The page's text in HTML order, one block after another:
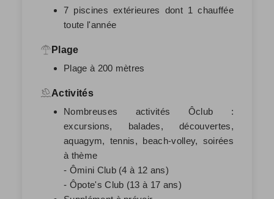
7 piscines extérieures dont 1 chauffée
toute l'année
Plage
Plage à 200 mètres
Activités
Nombreuses activités Ôclub :
excursions, balades, découvertes,
aquagym, tennis, beach-volley, soirées
à thème
- Ômini Club (4 à 12 ans)
- Ôpote's Club (13 à 17 ans)